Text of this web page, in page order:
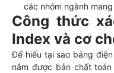
các nhóm ngành
Công thức
Index và cơ
Để hiểu tại sao bảng
nắm được bản chất